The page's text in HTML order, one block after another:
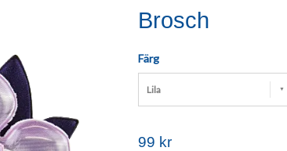
Brosch
Färg
Lila
99 kr